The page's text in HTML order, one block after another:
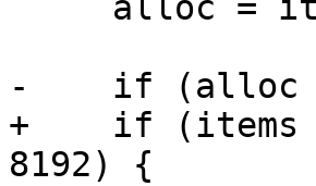
-    if (alloc
+    if (items
8192) {